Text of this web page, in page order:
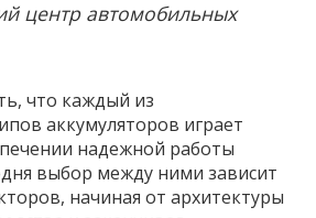
центр автомобильных
что каждый из
аккумуляторов играет
надежной работы
выбор между ними зависит
начиная от архитектуры